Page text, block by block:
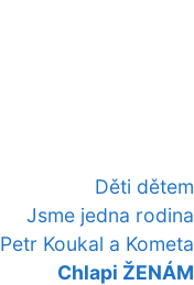
Děti dětem
Jsme jedna rodina
Petr Koukal a Kometa
Chlapi ŽENÁM